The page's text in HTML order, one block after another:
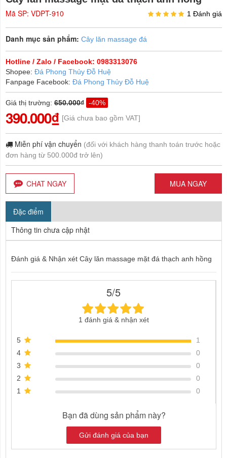
Mã SP: VDPT-910 1 Đánh giá
Danh mục sản phẩm: Cây lăn massage đá
Hotline / Zalo / Facebook: 0983313076
Shopee: Đá Phong Thủy Đỗ Huệ
Fanpage Facebook: Đá Phong Thủy Đỗ Huệ
Giá thị trường: 650.000₫ -40%
390.000₫ [Giá chưa bao gồm VAT]
Miễn phí vận chuyển (đối với khách hàng thanh toán trước hoặc
đơn hàng từ 500.000đ trở lên)
CHAT NGAY MUA NGAY
Đặc điểm
Thông tin chưa cập nhật
Đánh giá & Nhận xét Cây lăn massage mặt đá thạch anh hồng
5/5
1 đánh giá & nhận xét
5
1
4
0
3
0
2
0
1
0
Bạn đã dùng sản phẩm này?
Gửi đánh giá của bạn